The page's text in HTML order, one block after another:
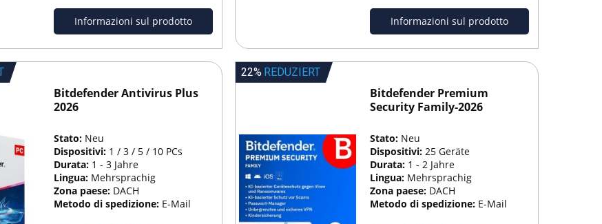
Informazioni sul prodotto Informazioni sul prodotto
Bitdefender Antivirus Plus
2026
Stato: Neu
Dispositivi: 1 / 3 / 5 / 10 PCs
Durata: 1 - 3 Jahre
Lingua: Mehrsprachig
Zona paese: DACH
Metodo di spedizione: E-Mail
22% REDUZIERT
Bitdefender Premium
Security Family-2026
Stato: Neu
Dispositivi:25 Geräte
Durata: 1 - 2 Jahre
Lingua: Mehrsprachig
Zona paese: DACH
Metodo di spedizione: E-Mail